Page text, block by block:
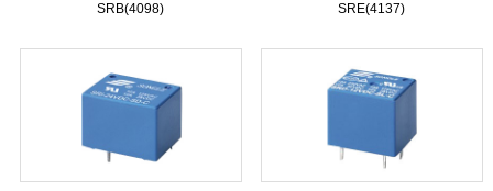
SRB(4098) SRE(4137)